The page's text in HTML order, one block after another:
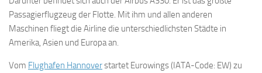
Passagierflugzeug der Flotte. Mit ihm und allen anderen
Maschinen fliegt die Airline die unterschiedlichsten Städte in
Amerika, Asien und Europa an.
Vom Flughafen Hannoverstartet Eurowings (IATA-Code: EW) zu